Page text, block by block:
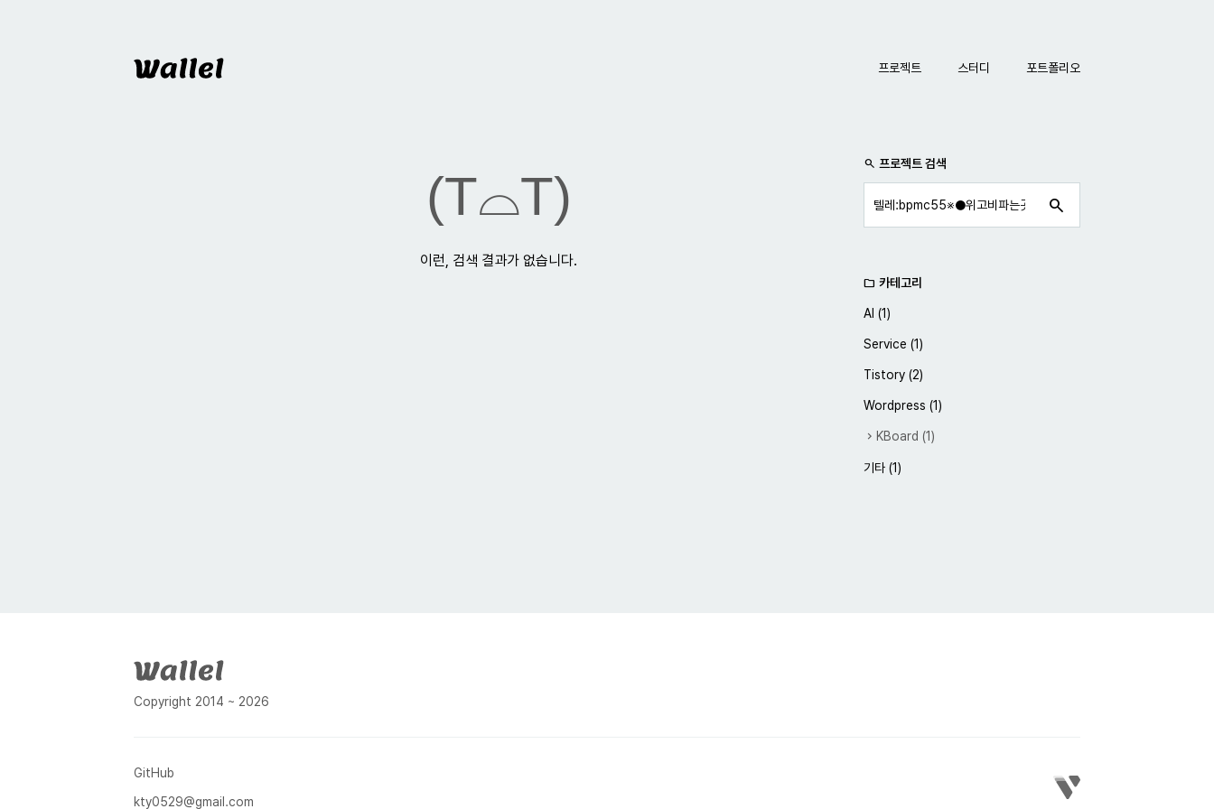
Wallel 네비게이션
프로젝트 스터디 포트폴리오
(T⌓T)
이런, 검색 결과가 없습니다.
사이드바
search 프로젝트 검색
search
folder 카테고리
AI (1)
Service (1)
Tistory (2)
Wordpress (1)
KBoard (1)
기타 (1)
Copyright 2014 ~ 2026
GitHub
kty0529@gmail.com